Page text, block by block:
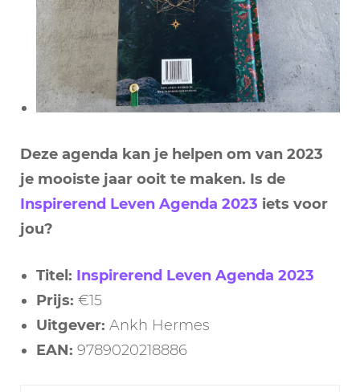
Deze agenda kan je helpen om van 2023
je mooiste jaar ooit te maken. Is de
Inspirerend Leven Agenda 2023 iets voor
jou?
Titel: Inspirerend Leven Agenda 2023
Prijs: €15
Uitgever: Ankh Hermes
EAN: 9789020218886